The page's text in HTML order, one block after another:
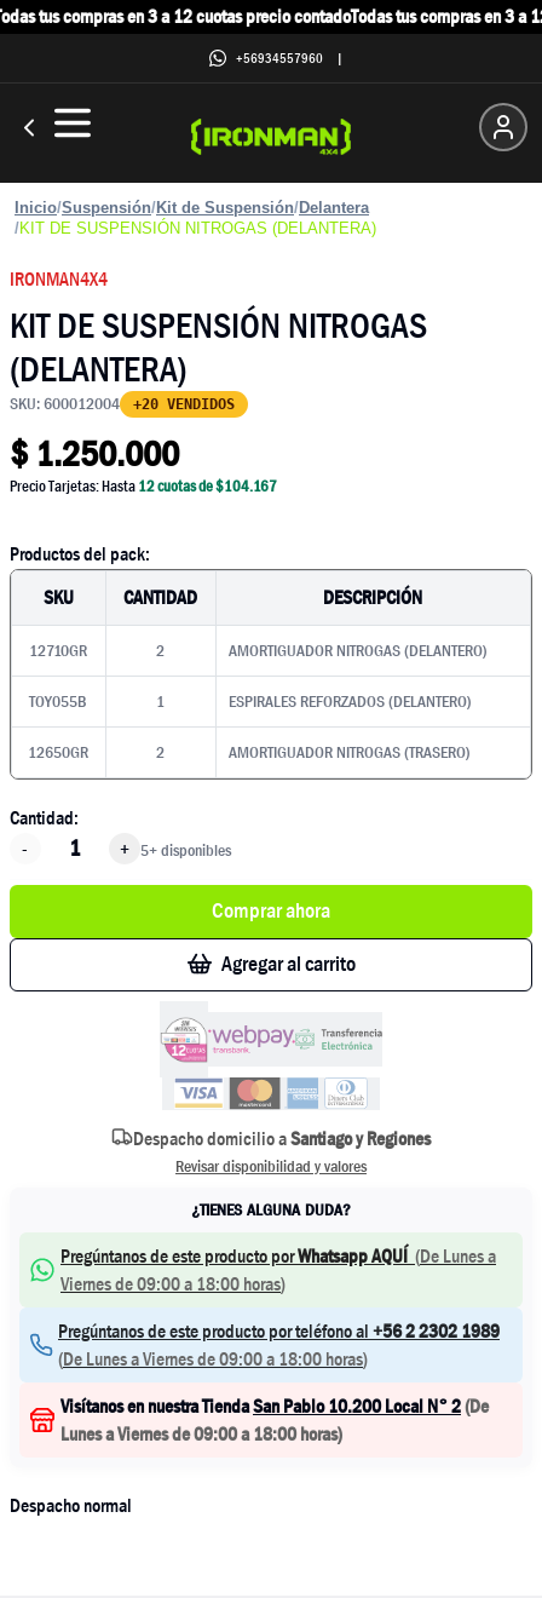
tus compras en 3 a 12 cuotas precio contadoTodas tus compras en 3 a
+56934557960 |
Inicio/Suspensión/Kit de Suspensión/Delantera
/KIT DE SUSPENSIÓN NITROGAS (DELANTERA)
IRONMAN4X4
KIT DE SUSPENSIÓN NITROGAS
(DELANTERA)
SKU:600012004 +20 VENDIDOS
$ 1.250.000
Precio Tarjetas: Hasta12cuotas de $104.167
Productos del pack:
SKU
CANTIDAD DESCRIPCIÓN
12710GR 2 AMORTIGUADOR NITROGAS (DELANTERO)
TOY055B 1 ESPIRALES REFORZADOS (DELANTERO)
12650GR 2 AMORTIGUADOR NITROGAS (TRASERO)
Cantidad:
-
+ 5+ disponibles
Comprar ahora
Agregar al carrito
Despacho domicilio aSantiago y Regiones
Revisar disponibilidad y valores
¿TIENES ALGUNA DUDA?
Pregúntanos de este producto porWhatsapp AQUÍ (De Lunes a
Viernes de 09:00 a 18:00 horas)
Pregúntanos de este producto por teléfono al+56 2 2302 1989
(De Lunes a Viernes de 09:00 a 18:00 horas)
Visítanos en nuestra TiendaSan Pablo 10.200 Local N° 2(De
Lunes a Viernes de 09:00 a 18:00 horas)
Despacho normal